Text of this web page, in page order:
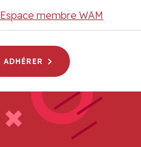
Espace membre WAM
ADHÉRER